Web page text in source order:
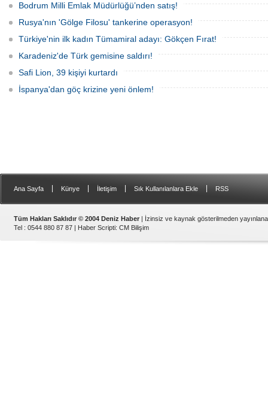
Bodrum Milli Emlak Müdürlüğü’nden satış!
Rusya'nın 'Gölge Filosu' tankerine operasyon!
Türkiye'nin ilk kadın Tümamiral adayı: Gökçen Fırat!
Karadeniz'de Türk gemisine saldırı!
Safi Lion, 39 kişiyi kurtardı
İspanya'dan göç krizine yeni önlem!
Ana Sayfa Künye İletişim Sık Kullanılanlara Ekle RSS
Tüm Hakları Saklıdır © 2004 Deniz Haber | İzinsiz ve kaynak gösterilmeden
Tel : 0544 880 87 87 | Haber Scripti: CM Bilişim